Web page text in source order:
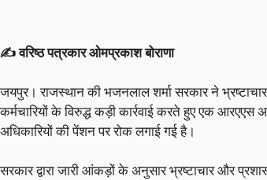
✍️ वरिष्ठ पत्रकार ओमप्रकाश बोराणा
जयपुर। राजस्थान की भजनलाल शर्मा सरकार ने
कर्मचारियों के विरुद्ध कड़ी कार्रवाई करते हुए एक
अधिकारियों की पेंशन पर रोक लगाई गई है।
सरकार द्वारा जारी आंकड़ों के अनुसार भ्रष्टाचार और